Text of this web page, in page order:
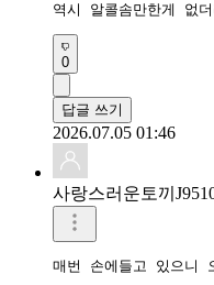
역시 알콜솜만한게 없더
0
답글 쓰기
2026.07.05 01:46
사랑스러운토끼
매번 손에들고 있으니